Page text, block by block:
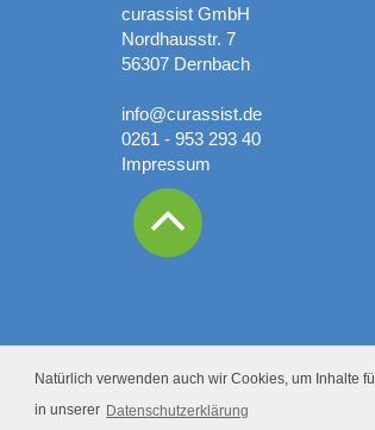
Natürlich verwenden auch wir Cookies, um Inhalte
in unserer Datenschutzerklärung
curassist GmbH
Nordhausstr. 7
56307 Dernbach
info@curassist.de
0261 - 953 293 40
Impressum